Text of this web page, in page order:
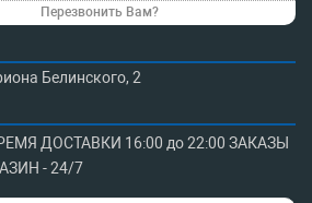
Перезвонить Вам?
Белинского, 2
ДОСТАВКИ 16:00 до 22:00 ЗАКАЗЫ
- 24/7